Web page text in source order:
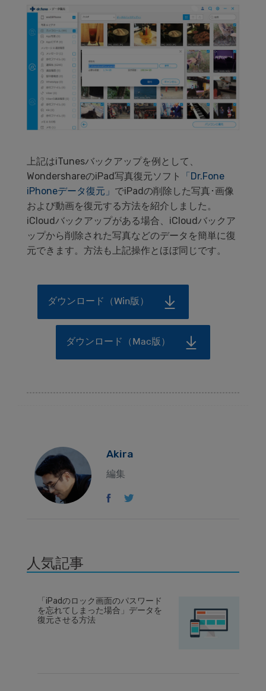
上記はiTunesバックアップを例として、
WondershareのiPad写真復元ソフト
「Dr.Fone
iPhoneデータ復元」 でiPadの削除した写真･画像
および動画を復元する方法を紹介しました。
iCloudバックアップがある場合、iCloudバックア
ップから削除された写真などのデータを簡単に復
元できます。方法も上記操作とほぼ同じです。
ダウンロード（Win版）
ダウンロード（Mac版）
Akira
編集
人気記事
「iPadのロック画面のパスワード
を忘れてしまった場合」データを
復元させる方法